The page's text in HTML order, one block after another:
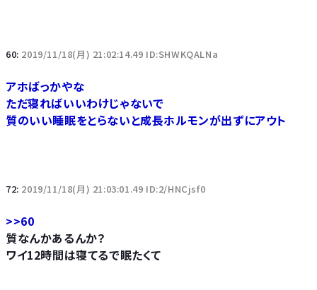
60: 2019/11/18(月) 21:02:14.49 ID:SHWKQALNa
アホばっかやな
ただ寝ればいいわけじゃないで
質のいい睡眠をとらないと成長ホルモンが出ずにアウト
72: 2019/11/18(月) 21:03:01.49 ID:2/HNCjsf0
>>60
質なんかあるんか？
ワイ12時間は寝てるで眠たくて